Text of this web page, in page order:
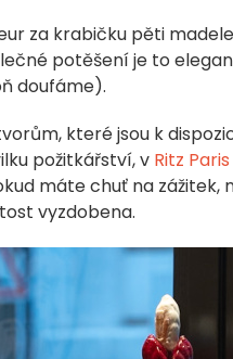
za krabičku pěti
potěšení je to
doufáme).
které jsou k
požitkářství, v Ritz
máte chuť na
vyzdobena.